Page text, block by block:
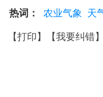
热词： 农业气象 天
【打印】【我要纠错